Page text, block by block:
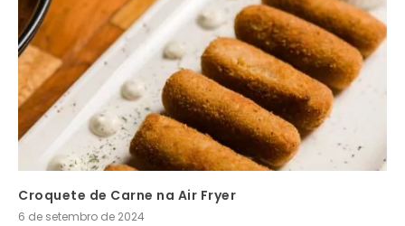
Croquete de Carne na Air Fryer
6 de setembro de 2024